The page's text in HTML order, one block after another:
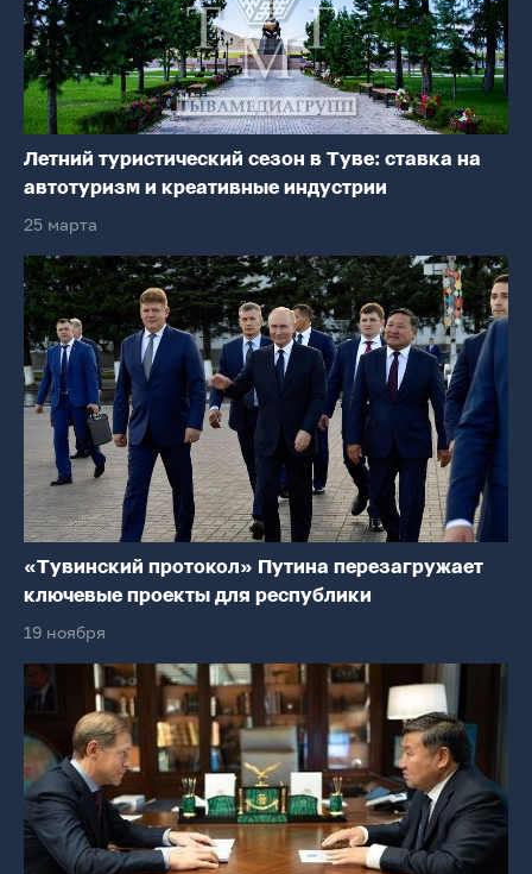
Летний туристический сезон в Туве: ставка на
автотуризм и креативные индустрии
25 марта
«Тувинский протокол» Путина перезагружает
ключевые проекты для республики
19 ноября